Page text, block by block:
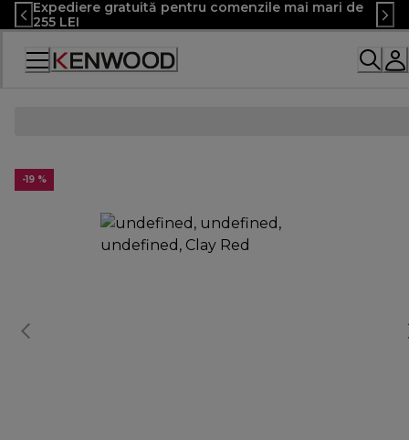
Skip
to
Content
Expediere gratuită pentru comenzile mai mari de
255 LEI
Declarație
-19 %